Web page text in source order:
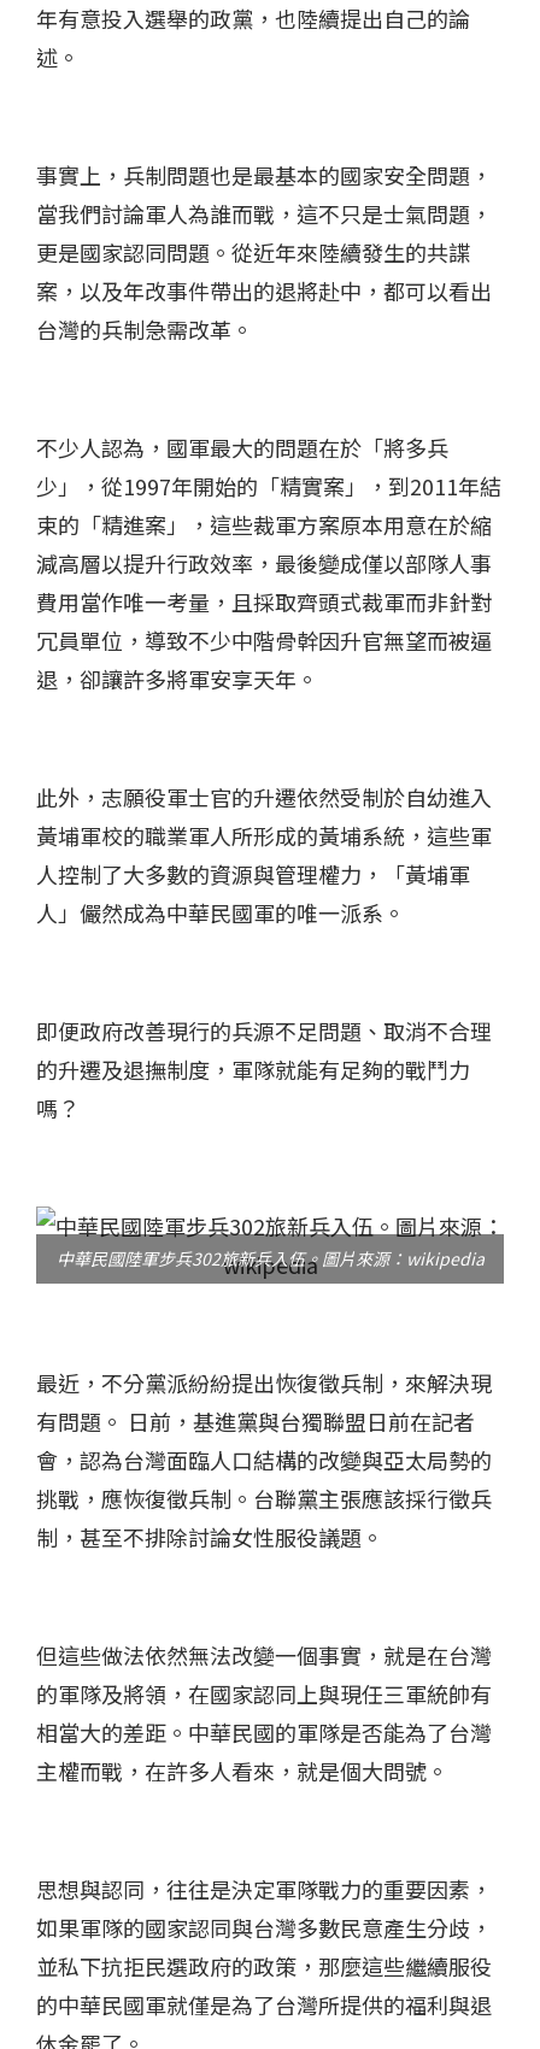
年有意投入選舉的政黨，也陸續提出自己的論
述。
事實上，兵制問題也是最基本的國家安全問題，
當我們討論軍人為誰而戰，這不只是士氣問題，
更是國家認同問題。從近年來陸續發生的共諜
案，以及年改事件帶出的退將赴中，都可以看出
台灣的兵制急需改革。
不少人認為，國軍最大的問題在於「將多兵
少」，從1997年開始的「精實案」，到2011年結
束的「精進案」，這些裁軍方案原本用意在於縮
減高層以提升行政效率，最後變成僅以部隊人事
費用當作唯一考量，且採取齊頭式裁軍而非針對
冗員單位，導致不少中階骨幹因升官無望而被逼
退，卻讓許多將軍安享天年。
此外，志願役軍士官的升遷依然受制於自幼進入
黃埔軍校的職業軍人所形成的黃埔系統，這些軍
人控制了大多數的資源與管理權力，「黃埔軍
人」儼然成為中華民國軍的唯一派系。
即便政府改善現行的兵源不足問題、取消不合理
的升遷及退撫制度，軍隊就能有足夠的戰鬥力
嗎？
中華民國陸軍步兵302旅新兵入伍。圖片來源：wikipedia
最近，不分黨派紛紛提出恢復徵兵制，來解決現
有問題。 日前，基進黨與台獨聯盟日前在記者
會，認為台灣面臨人口結構的改變與亞太局勢的
挑戰，應恢復徵兵制。台聯黨主張應該採行徵兵
制，甚至不排除討論女性服役議題。
但這些做法依然無法改變一個事實，就是在台灣
的軍隊及將領，在國家認同上與現任三軍統帥有
相當大的差距。中華民國的軍隊是否能為了台灣
主權而戰，在許多人看來，就是個大問號。
思想與認同，往往是決定軍隊戰力的重要因素，
如果軍隊的國家認同與台灣多數民意產生分歧，
並私下抗拒民選政府的政策，那麼這些繼續服役
的中華民國軍就僅是為了台灣所提供的福利與退
休金罷了。